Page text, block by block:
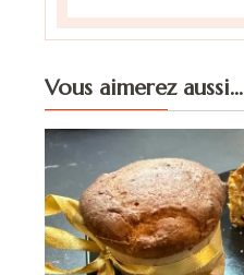
Vous aimerez aussi...